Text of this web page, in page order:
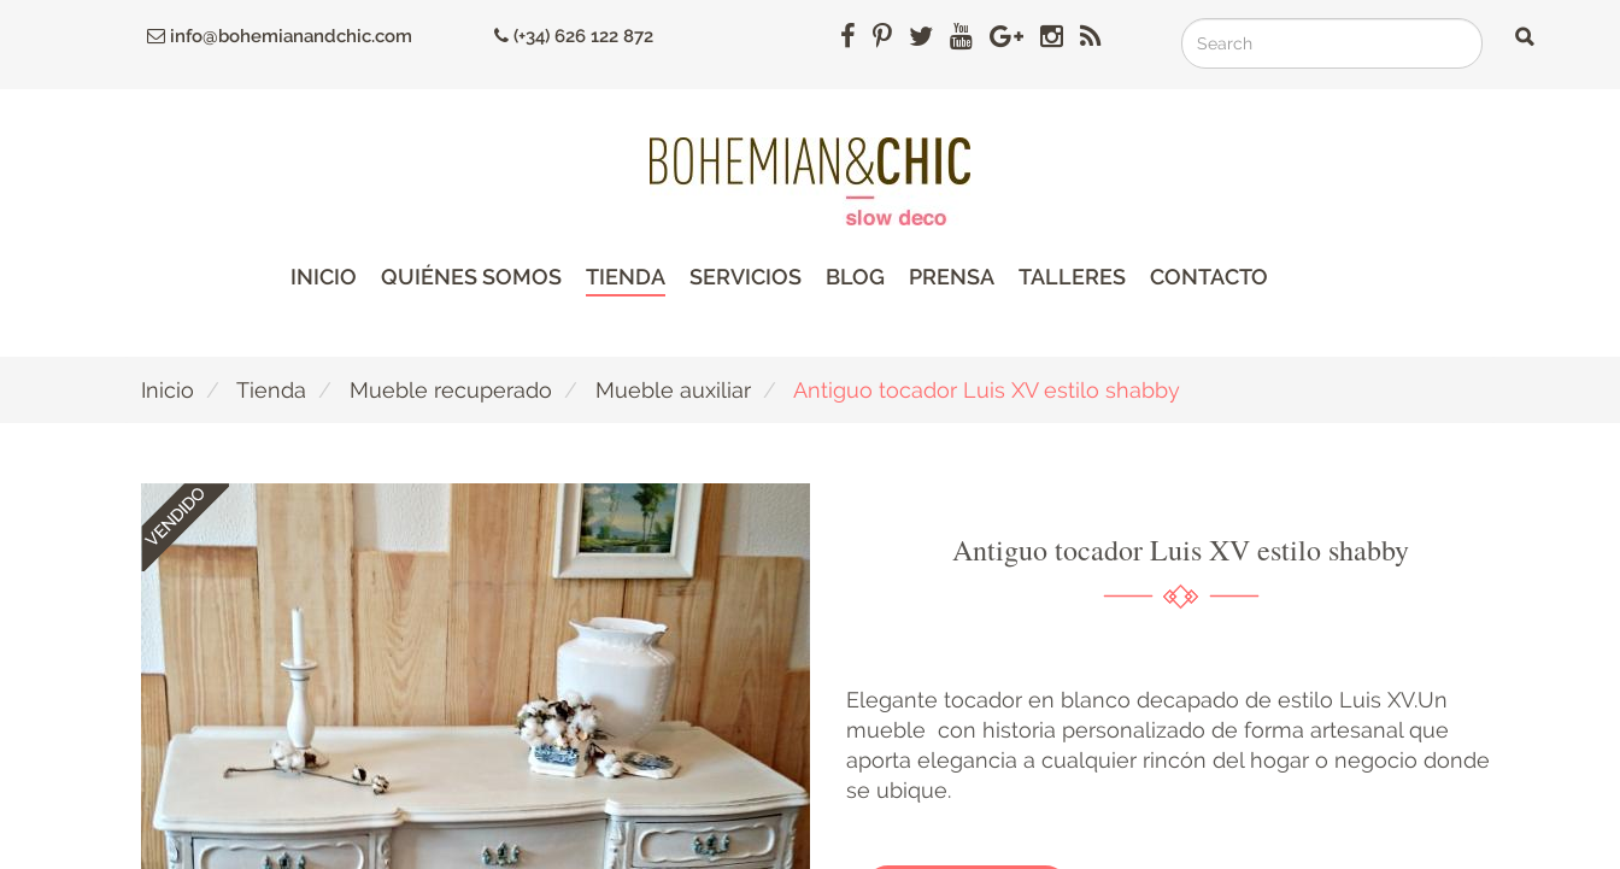
info@bohemianandchic.com (+34) 626 122 872
Search
Search
Search
INICIO QUIÉNES SOMOS TIENDA SERVICIOS BLOG PRENSA TALLERES CONTACTO
Inicio Tienda Mueble recuperado Mueble auxiliar Antiguo tocador Luis XV estilo shabby
Antiguo tocador Luis XV estilo shabby
Elegante tocador en blanco decapado de estilo Luis XV.Un
mueble con historia personalizado de forma artesanal que
aporta elegancia a cualquier rincón del hogar o negocio donde
se ubique.